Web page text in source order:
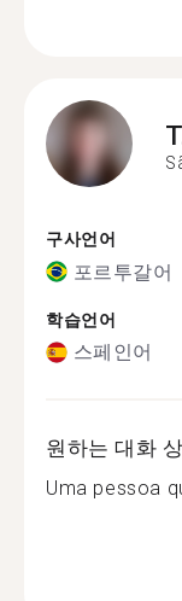
구사언어
포르투갈어
학습언어
스페인어
원하는 대화
Uma pessoa